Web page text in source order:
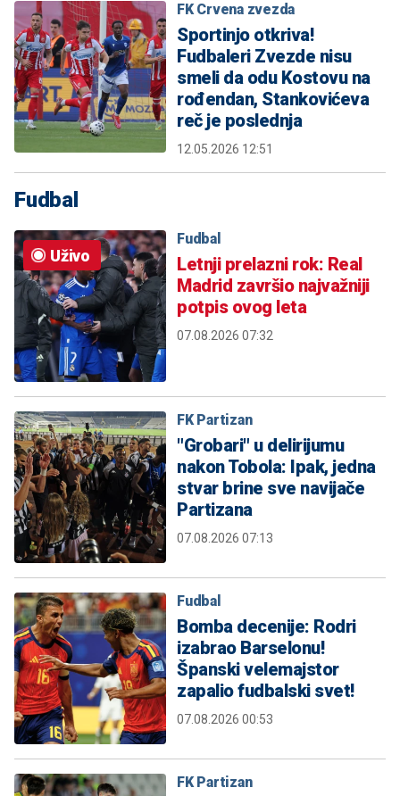
FK Crvena zvezda
Sportinjo otkriva!
Fudbaleri Zvezde nisu
smeli da odu Kostovu na
rođendan, Stankovićeva
reč je poslednja
12.05.2026 12:51
Fudbal
Uživo
Fudbal
Letnji prelazni rok: Real
Madrid završio najvažniji
potpis ovog leta
07.08.2026 07:32
FK Partizan
"Grobari" u delirijumu
nakon Tobola: Ipak, jedna
stvar brine sve navijače
Partizana
07.08.2026 07:13
Fudbal
Bomba decenije: Rodri
izabrao Barselonu!
Španski velemajstor
zapalio fudbalski svet!
07.08.2026 00:53
FK Partizan